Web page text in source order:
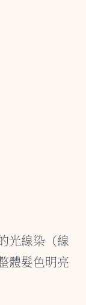
光線染（線
體髮色明亮